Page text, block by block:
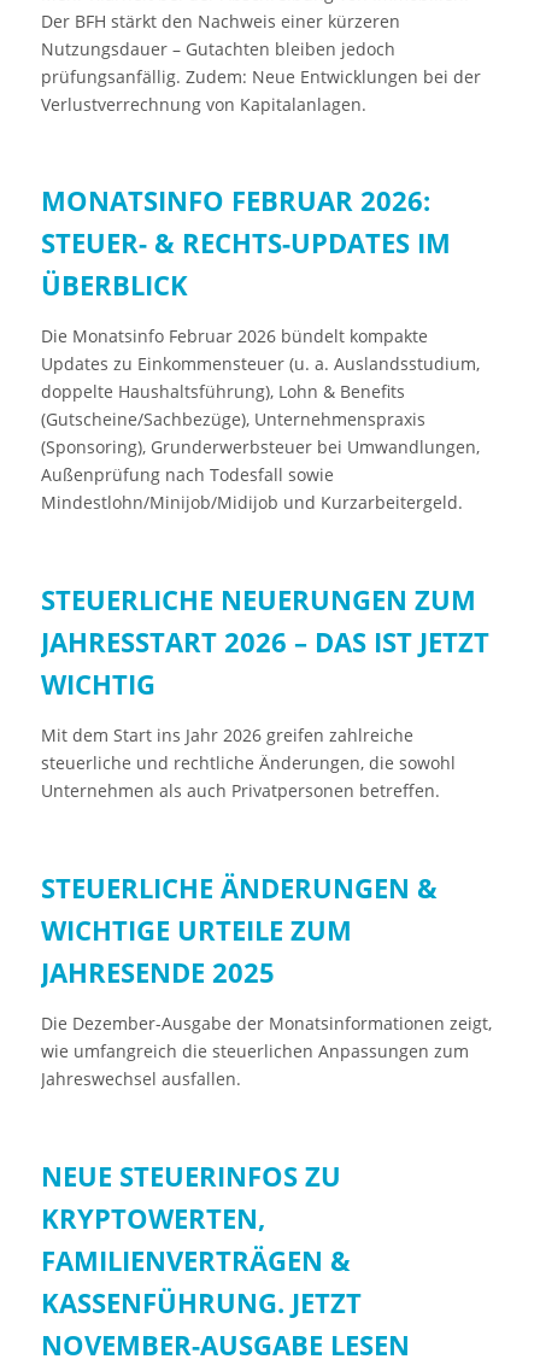
Der BFH stärkt den Nachweis einer kürzeren
Nutzungsdauer – Gutachten bleiben jedoch
prüfungsanfällig. Zudem: Neue Entwicklungen bei der
Verlustverrechnung von Kapitalanlagen.
MONATSINFO FEBRUAR 2026:
STEUER- & RECHTS-UPDATES IM
ÜBERBLICK
Die Monatsinfo Februar 2026 bündelt kompakte
Updates zu Einkommensteuer (u. a. Auslandsstudium,
doppelte Haushaltsführung), Lohn & Benefits
(Gutscheine/Sachbezüge), Unternehmenspraxis
(Sponsoring), Grunderwerbsteuer bei Umwandlungen,
Außenprüfung nach Todesfall sowie
Mindestlohn/Minijob/Midijob und Kurzarbeitergeld.
STEUERLICHE NEUERUNGEN ZUM
JAHRESSTART 2026 – DAS IST JETZT
WICHTIG
Mit dem Start ins Jahr 2026 greifen zahlreiche
steuerliche und rechtliche Änderungen, die sowohl
Unternehmen als auch Privatpersonen betreffen.
STEUERLICHE ÄNDERUNGEN &
WICHTIGE URTEILE ZUM
JAHRESENDE 2025
Die Dezember-Ausgabe der Monatsinformationen zeigt,
wie umfangreich die steuerlichen Anpassungen zum
Jahreswechsel ausfallen.
NEUE STEUERINFOS ZU
KRYPTOWERTEN,
FAMILIENVERTRÄGEN &
KASSENFÜHRUNG. JETZT
NOVEMBER-AUSGABE LESEN